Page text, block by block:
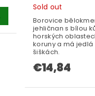
Sold out
Borovice
jehličnan s bílou
horských
koruny a má
šiškách.
€14,84